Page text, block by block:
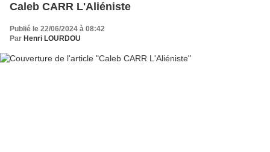
Caleb CARR L'Aliéniste
Publié le 22/06/2024 à 08:42
Par Henri LOURDOU